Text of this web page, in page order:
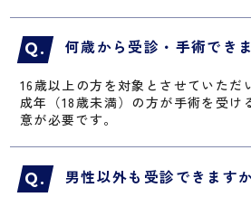
何歳から受診・手術でき
16歳以上の方を対象とさせていただ
成年（18歳未満）の方が手術を受け
意が必要です。
男性以外も受診できます